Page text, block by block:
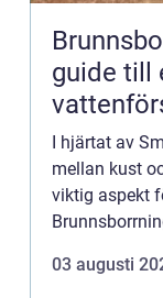
guide till
I hjärtat av
mellan kust
viktig aspekt
03 augusti